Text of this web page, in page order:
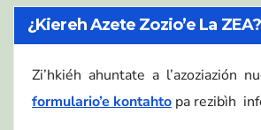
¿Kiereh Azete Zozio’e La ZEA?
Zi’hkiéh ahuntate a l’azoziazión
formulario’e kontahto pa rezibìh